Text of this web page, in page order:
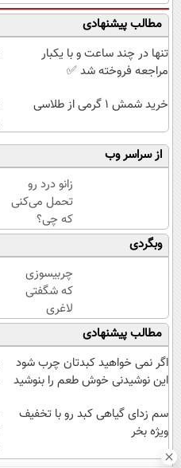
مطالب پیشنهادی
تنها در چند ساعت و با یکبار
مراجعه فروخته شد ✅
خرید شمش 1 گرمی از طلاسی
از سراسر وب
زانو درد رو
تحمل می‌کنی
که چی؟
راه‌حلش
همین‌جاست!
وبگردی
چربیسوزی
که شگفتی
لاغری
آسان را
رقم زد!
مطالب پیشنهادی
اگر نمی خواهید کبدتان چرب شود
این نوشیدنی خوش طعم را بنوشید
سم زدای گیاهی کبد رو با تخفیف
ویژه بخر